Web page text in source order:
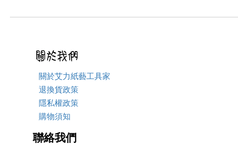
關於艾力紙藝工具家
退換貨政策
隱私權政策
購物須知
聯絡我們